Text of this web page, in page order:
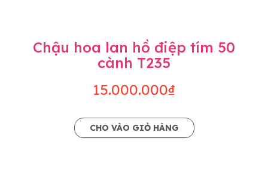
Chậu hoa lan hồ điệp tím 50
cành T235
15.000.000₫
CHO VÀO GIỎ HÀNG